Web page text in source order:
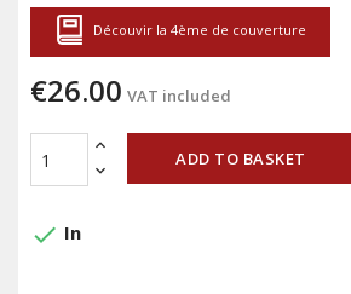
Découvir la 4ème de couverture
€26.00 VAT included
ADD TO BASKET
done In